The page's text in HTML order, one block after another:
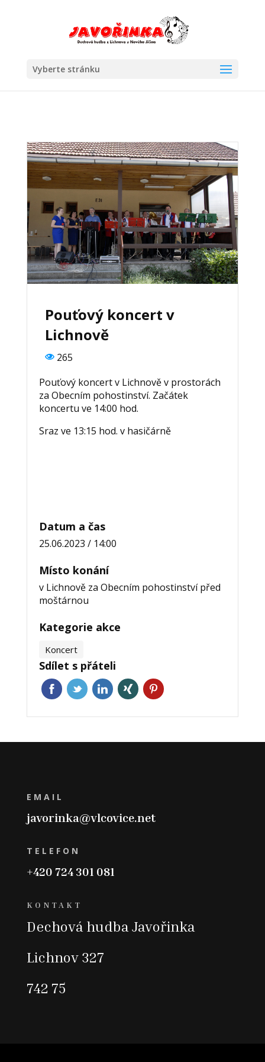
Vyberte stránku
Pouťový koncert v
Lichnově
265
Pouťový koncert v Lichnově v prostorách
za Obecním pohostinství. Začátek
koncertu ve 14:00 hod.
Sraz ve 13:15 hod. v hasičárně
Datum a čas
25.06.2023 / 14:00
Místo konání
v Lichnově za Obecním pohostinství před
moštárnou
Kategorie akce
Koncert
Sdílet s přáteli
EMAIL
javorinka@vlcovice.net
TELEFON
+420 724 301 081
KONTAKT
Dechová hudba Javořinka
Lichnov 327
742 75